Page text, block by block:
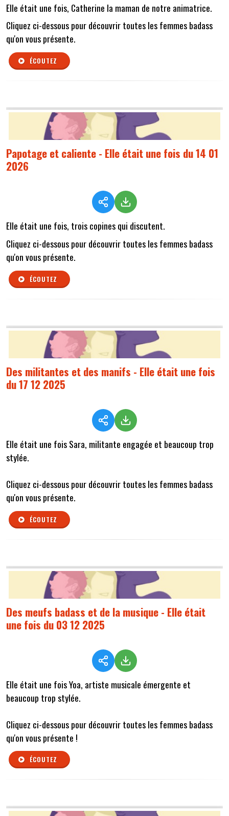
Elle était une fois, Catherine la maman de notre animatrice.
Cliquez ci-dessous pour découvrir toutes les femmes badass
qu'on vous présente.
ÉCOUTEZ
Papotage et caliente - Elle était une fois du 14 01
2026
Elle était une fois, trois copines qui discutent.
Cliquez ci-dessous pour découvrir toutes les femmes badass
qu'on vous présente.
ÉCOUTEZ
Des militantes et des manifs - Elle était une fois
du 17 12 2025
Elle était une fois Sara, militante engagée et beaucoup trop
stylée.
Cliquez ci-dessous pour découvrir toutes les femmes badass
qu'on vous présente.
ÉCOUTEZ
Des meufs badass et de la musique - Elle était
une fois du 03 12 2025
Elle était une fois Yoa, artiste musicale émergente et
beaucoup trop stylée.
Cliquez ci-dessous pour découvrir toutes les femmes badass
qu'on vous présente !
ÉCOUTEZ